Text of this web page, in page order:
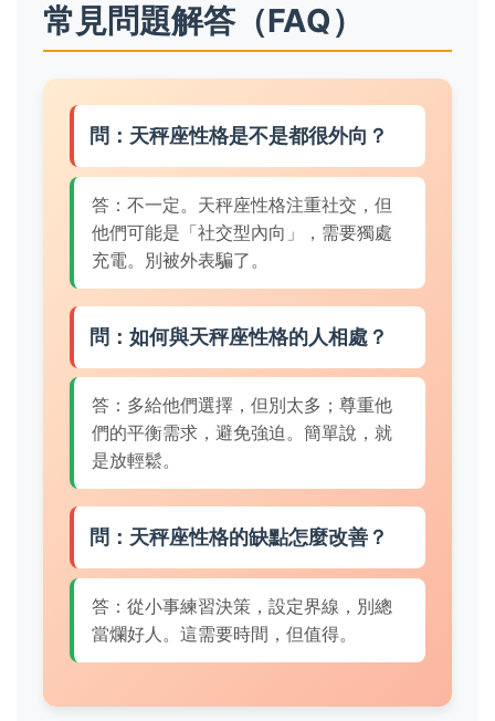
常見問題解答（FAQ）
問：天秤座性格是不是都很外向？
答：不一定。天秤座性格注重社交，但
他們可能是「社交型內向」，需要獨處
充電。別被外表騙了。
問：如何與天秤座性格的人相處？
答：多給他們選擇，但別太多；尊重他
們的平衡需求，避免強迫。簡單說，就
是放輕鬆。
問：天秤座性格的缺點怎麼改善？
答：從小事練習決策，設定界線，別總
當爛好人。這需要時間，但值得。